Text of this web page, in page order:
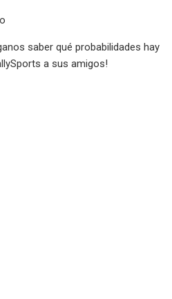
saber qué probabilidades hay
a sus amigos!